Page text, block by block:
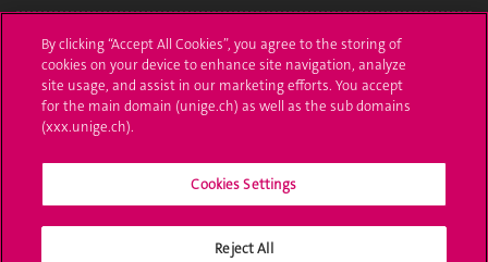
Poser une question
L'UNIGE vous informe
UNIGE Mobile
Médias
By clicking “Accept All Cookies”, you agree to the storing of
cookies on your device to enhance site navigation, analyze
site usage, and assist in our marketing efforts. You accept
for the main domain (unige.ch) as well as the sub domains
(xxx.unige.ch).
Cookies Settings
Reject All